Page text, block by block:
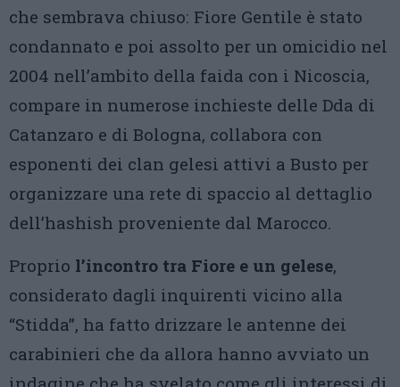
che sembrava chiuso: Fiore Gentile è stato
condannato e poi assolto per un omicidio nel
2004 nell’ambito della faida con i Nicoscia,
compare in numerose inchieste delle Dda di
Catanzaro e di Bologna, collabora con
esponenti dei clan gelesi attivi a Busto per
organizzare una rete di spaccio al dettaglio
dell’hashish proveniente dal Marocco.
Proprio l’incontro tra Fiore e un gelese,
considerato dagli inquirenti vicino alla
“Stidda”, ha fatto drizzare le antenne dei
carabinieri che da allora hanno avviato un